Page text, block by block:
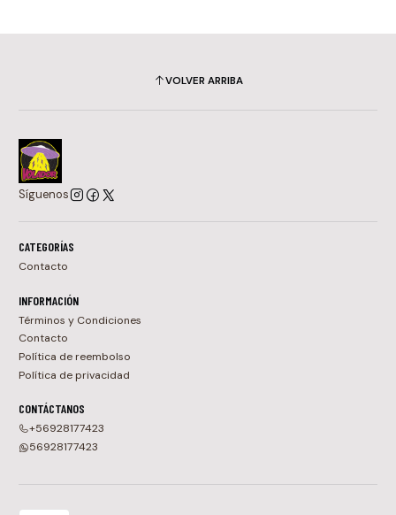
VOLVER ARRIBA
Síguenos
CATEGORÍAS
Contacto
INFORMACIÓN
Términos y Condiciones
Contacto
Política de reembolso
Política de privacidad
CONTÁCTANOS
+56928177423
56928177423